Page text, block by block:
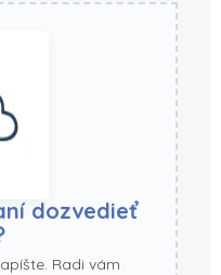
dozvedieť
Radi vám